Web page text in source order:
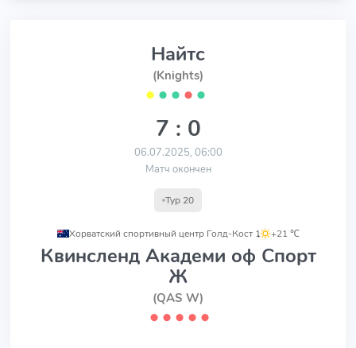
Найтс
(Knights)
⬤ ⬤ ⬤ ⬤ ⬤
7 : 0
06.07.2025, 06:00
Матч окончен
Тур 20
Хорватский спортивный центр Голд-Кост 1
, +21 ℃
Квинсленд Академи оф Спорт
Ж
(QAS W)
⬤ ⬤ ⬤ ⬤ ⬤